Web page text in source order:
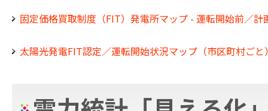
固定価格買取制度（FIT）発電所マップ - 運転開始前／
太陽光発電FIT認定／運転開始状況マップ（市区町村ごと